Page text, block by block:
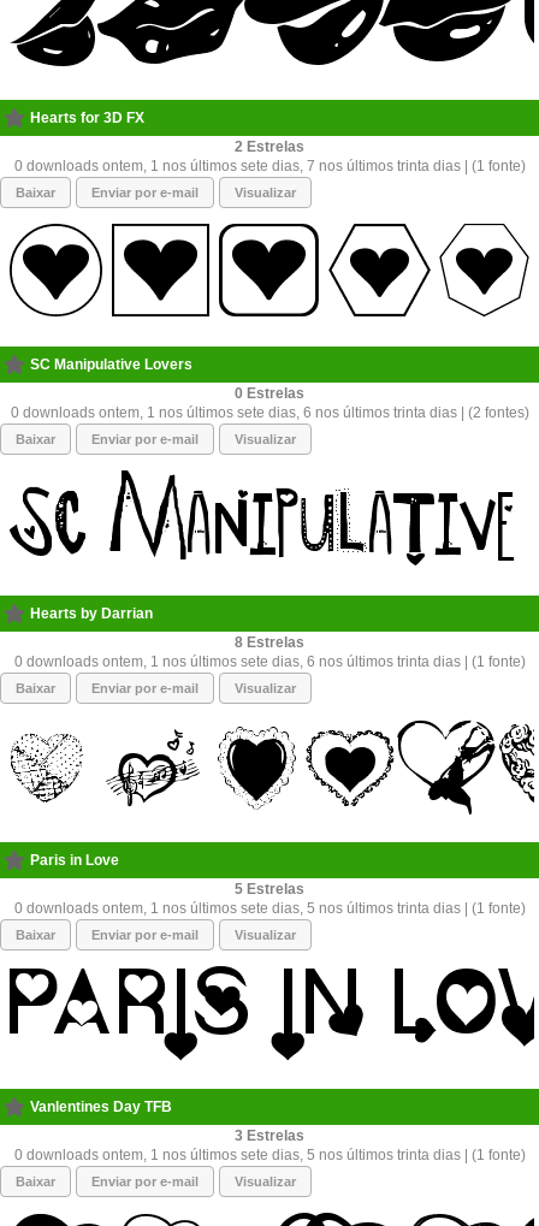
Hearts for 3D FX
2
0 downloads ontem, 1 nos últimos sete dias, 7 nos últimos trinta dias | (1 fonte)
Baixar Enviar por e-mail Visualizar
SC Manipulative Lovers
0
0 downloads ontem, 1 nos últimos sete dias, 6 nos últimos trinta dias | (2 fontes)
Baixar Enviar por e-mail Visualizar
Hearts by Darrian
8
0 downloads ontem, 1 nos últimos sete dias, 6 nos últimos trinta dias | (1 fonte)
Baixar Enviar por e-mail Visualizar
Paris in Love
5
0 downloads ontem, 1 nos últimos sete dias, 5 nos últimos trinta dias | (1 fonte)
Baixar Enviar por e-mail Visualizar
Vanlentines Day TFB
3
0 downloads ontem, 1 nos últimos sete dias, 5 nos últimos trinta dias | (1 fonte)
Baixar Enviar por e-mail Visualizar